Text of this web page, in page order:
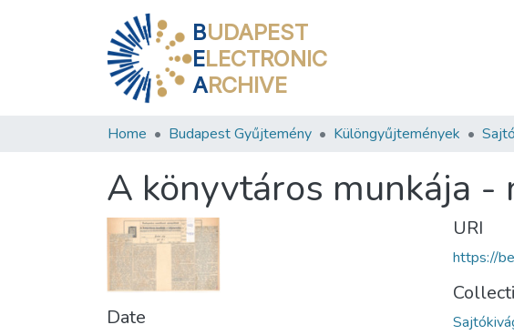
BUDAPEST
ELECTRONIC
ARCHIVE
Home Budapest Gyűjtemény Különgyűjtemények
A könyvtáros munkája -
Date
URI
https://